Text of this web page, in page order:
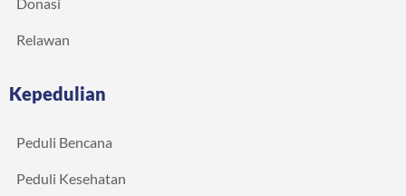
Relawan
Kepedulian
Peduli Bencana
Peduli Kesehatan